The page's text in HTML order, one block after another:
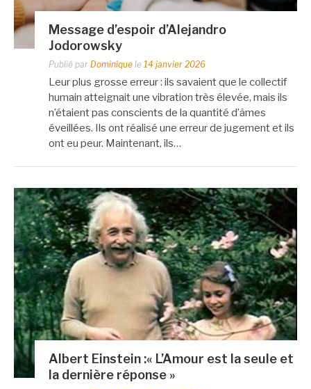
Message d’espoir d’Alejandro
Jodorowsky
Publié par Dominique le 14 janvier 2026
Leur plus grosse erreur : ils savaient que le collectif
humain atteignait une vibration très élevée, mais ils
n’étaient pas conscients de la quantité d’âmes
éveillées. Ils ont réalisé une erreur de jugement et ils
ont eu peur. Maintenant, ils…
Albert Einstein :« L’Amour est la seule et
la dernière réponse »